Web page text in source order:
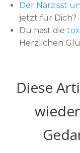
Der Narzisst
jetzt für Dich?
Du hast die
Herzlichen
Diese